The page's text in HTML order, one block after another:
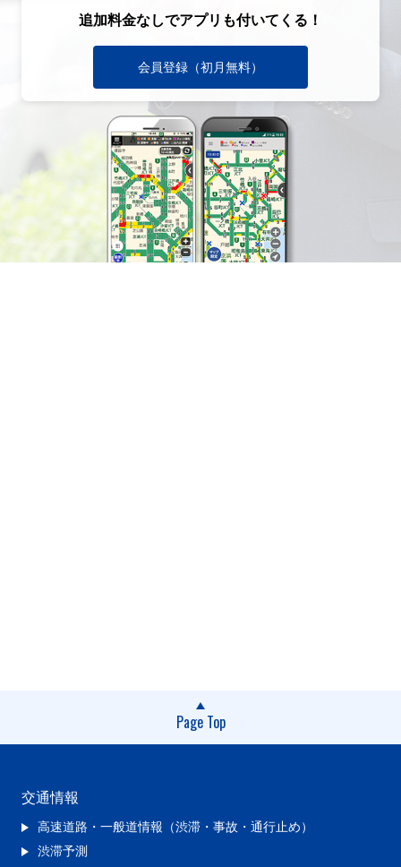
追加料金なしでアプリも付いてくる！
会員登録（初月無料）
Page Top
交通情報
高速道路・一般道情報（渋滞・事故・通行止め）
渋滞予測